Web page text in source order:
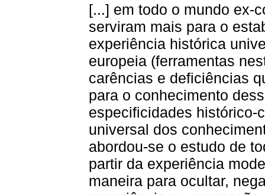
[...] em todo o mundo ex-
serviram mais para o
experiência histórica
europeia (ferramentas
carências e deficiências
para o conhecimento
especificidades histórico-
universal dos
abordou-se o estudo de
partir da experiência
maneira para ocultar,